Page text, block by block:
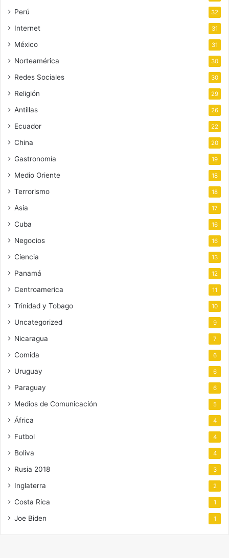
Perú 32
Internet 31
México 31
Norteamérica 30
Redes Sociales 30
Religión 29
Antillas 26
Ecuador 22
China 20
Gastronomía 19
Medio Oriente 18
Terrorismo 18
Asia 17
Cuba 16
Negocios 16
Ciencia 13
Panamá 12
Centroamerica 11
Trinidad y Tobago 10
Uncategorized 9
Nicaragua 7
Comida 6
Uruguay 6
Paraguay 6
Medios de Comunicación 5
África 4
Futbol 4
Boliva 4
Rusia 2018 3
Inglaterra 2
Costa Rica 1
Joe Biden 1